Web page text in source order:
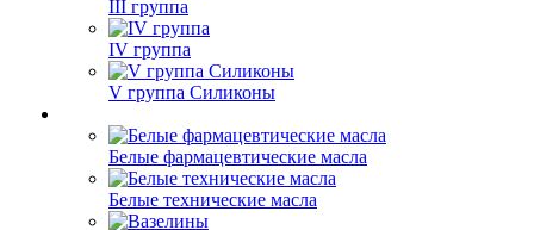
III группа
IV группа
V группа Силиконы
Белые фармацевтические масла
Белые технические масла